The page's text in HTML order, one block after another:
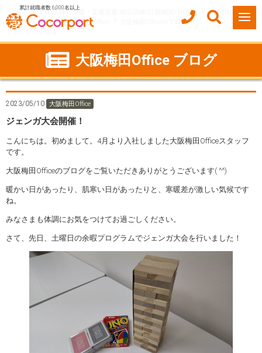
累計就職者数 6,000名以上
ココルポート(就労移行支援・定着支援/自立訓練/計画相談) HOME
事業所紹介
大阪府
大阪市 大阪梅田Office
大阪梅田Officeのブログ
ジェンガ大会開催！
大阪梅田Office ブログ
2023/05/10 大阪梅田Office
ジェンガ大会開催！
こんにちは。初めまして。4月より入社しました大阪梅田Officeスタッフ
です。
大阪梅田Officeのブログをご覧いただきありがとうございます( ^^)
暖かい日があったり、肌寒い日があったりと、寒暖差が激しい気候です
ね。
みなさまも体調にお気をつけてお過ごしください。
さて、先日、土曜日の余暇プログラムでジェンガ大会を行いました！